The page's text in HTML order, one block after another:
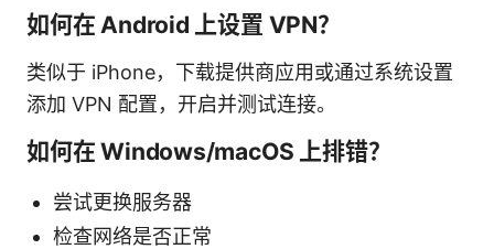
如何在 Android 上设置 VPN？
类似于 iPhone，下载提供商应用或通过系统设置
添加 VPN 配置，开启并测试连接。
如何在 Windows/macOS 上排错？
尝试更换服务器
检查网络是否正常